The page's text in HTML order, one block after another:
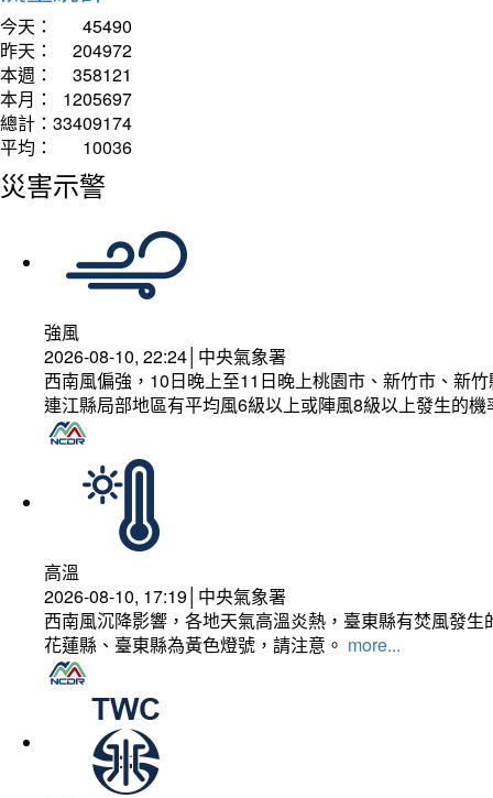
今天：
45490
昨天：
204972
本週：
358121
本月：
1205697
總計： 33409174
平均：
10036
災害示警
強風
2026-08-10, 22:24│中央氣象署
西南風偏強，10日晚上至11日晚上桃園市、新竹市、新
連江縣局部地區有平均風6級以上或陣風8級以上發生的
高溫
2026-08-10, 17:19│中央氣象署
西南風沉降影響，各地天氣高溫炎熱，臺東縣有焚風發
花蓮縣、臺東縣為黃色燈號，請注意。 more...